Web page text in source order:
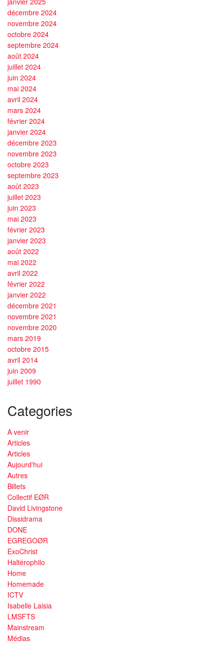
décembre 2024
novembre 2024
octobre 2024
septembre 2024
août 2024
juillet 2024
juin 2024
mai 2024
avril 2024
mars 2024
février 2024
janvier 2024
décembre 2023
novembre 2023
octobre 2023
septembre 2023
août 2023
juillet 2023
juin 2023
mai 2023
février 2023
janvier 2023
août 2022
mai 2022
avril 2022
février 2022
janvier 2022
décembre 2021
novembre 2021
novembre 2020
mars 2019
octobre 2015
avril 2014
juin 2009
juillet 1990
Categories
A venir
Articles
Articles
Aujourd'hui
Autres
Billets
Collectif EØR
David Livingstone
Dissidrama
DONE
EGREGOØR
ExoChrist
Haltérophilo
Home
Homemade
ICTV
Isabelle Laisia
LMSFTS
Mainstream
Médias